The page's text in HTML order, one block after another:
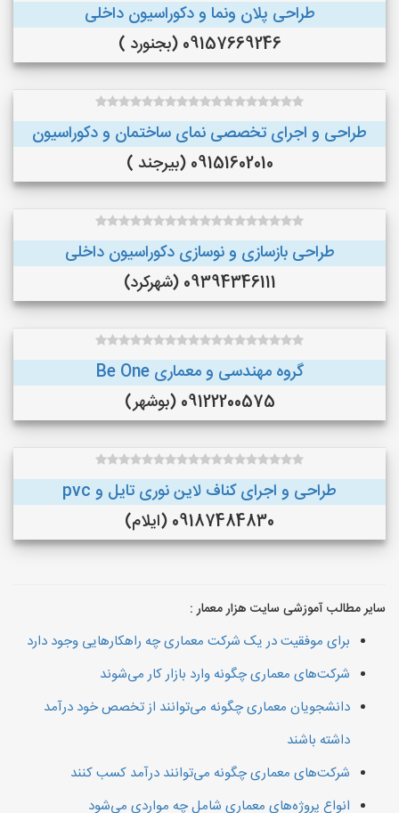
طراحی پلان ونما و دکوراسیون داخلی
09157669246 (بجنورد )
طراحی و اجرای تخصصی نمای ساختمان و دکوراسیون
09151602010 (بیرجند )
طراحی بازسازی و نوسازی دکوراسیون داخلی
09394346111 (شهرکرد)
گروه مهندسی و معماری Be One
09122200575 (بوشهر)
طراحی و اجرای کناف لاین نوری تایل و pvc
09187484830 (ایلام)
سایر مطالب آموزشی سایت هزار معمار :
برای موفقیت در یک شرکت معماری چه راهکارهایی وجود دارد
شرکت‌های معماری چگونه وارد بازار کار می‌شوند
دانشجویان معماری چگونه می‌توانند از تخصص خود درآمد
داشته باشند
شرکت‌های معماری چگونه می‌توانند درآمد کسب کنند
انواع پروژه‌های معماری شامل چه مواردی می‌شود